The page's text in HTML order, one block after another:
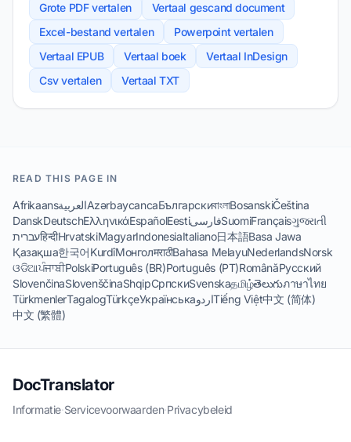
Grote PDF vertalen
Vertaal gescand document
Excel-bestand vertalen
Powerpoint vertalen
Vertaal EPUB
Vertaal boek
Vertaal InDesign
Csv vertalen
Vertaal TXT
READ THIS PAGE IN
AfrikaansالعربيةAzərbaycancaБългарскиবাংলাBosanskiČeština
DanskDeutschΕλληνικάEspañolEestiفارسیSuomiFrançaisગુજરાતી
עבריתहिन्दीHrvatskiMagyarIndonesiaItaliano日本語Basa Jawa
Қазақша한국어KurdîМонголमराठीBahasa MelayuNederlandsNorsk
ଓଡିଆਪੰਜਾਬੀPolskiPortuguês (BR)Português (PT)RomânăРусский
SlovenčinaSlovenščinaShqipСрпскиSvenskaதமிழ்తెలుగుภาษาไทย
TürkmenlerTagalogTürkçeУкраїнськаاردوTiếng Việt中文 (简体)
中文 (繁體)
DocTranslator
Informatie·Servicevoorwaarden·Privacybeleid